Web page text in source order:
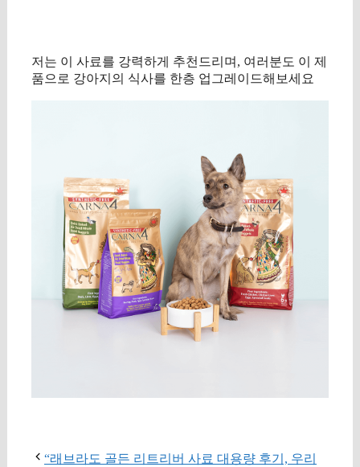
저는 이 사료를 강력하게 추천드리며, 여러분도 이 제
품으로 강아지의 식사를 한층 업그레이드해보세요
“래브라도 골든 리트리버 사료 대용량 후기, 우리